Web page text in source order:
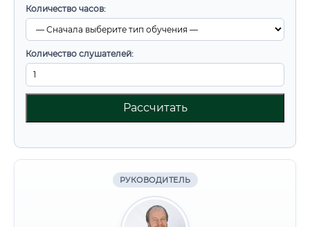
Количество часов:
Количество слушателей:
Рассчитать
РУКОВОДИТЕЛЬ